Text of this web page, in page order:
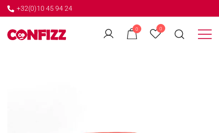
+32(0)10 45 94 24
0 0
← GO BACK